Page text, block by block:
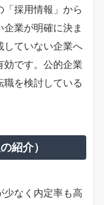
「採用情報」から
業が明確に決ま
していない企業へ
効です。公的企業
職を検討している
紹介）
少なく内定率も高